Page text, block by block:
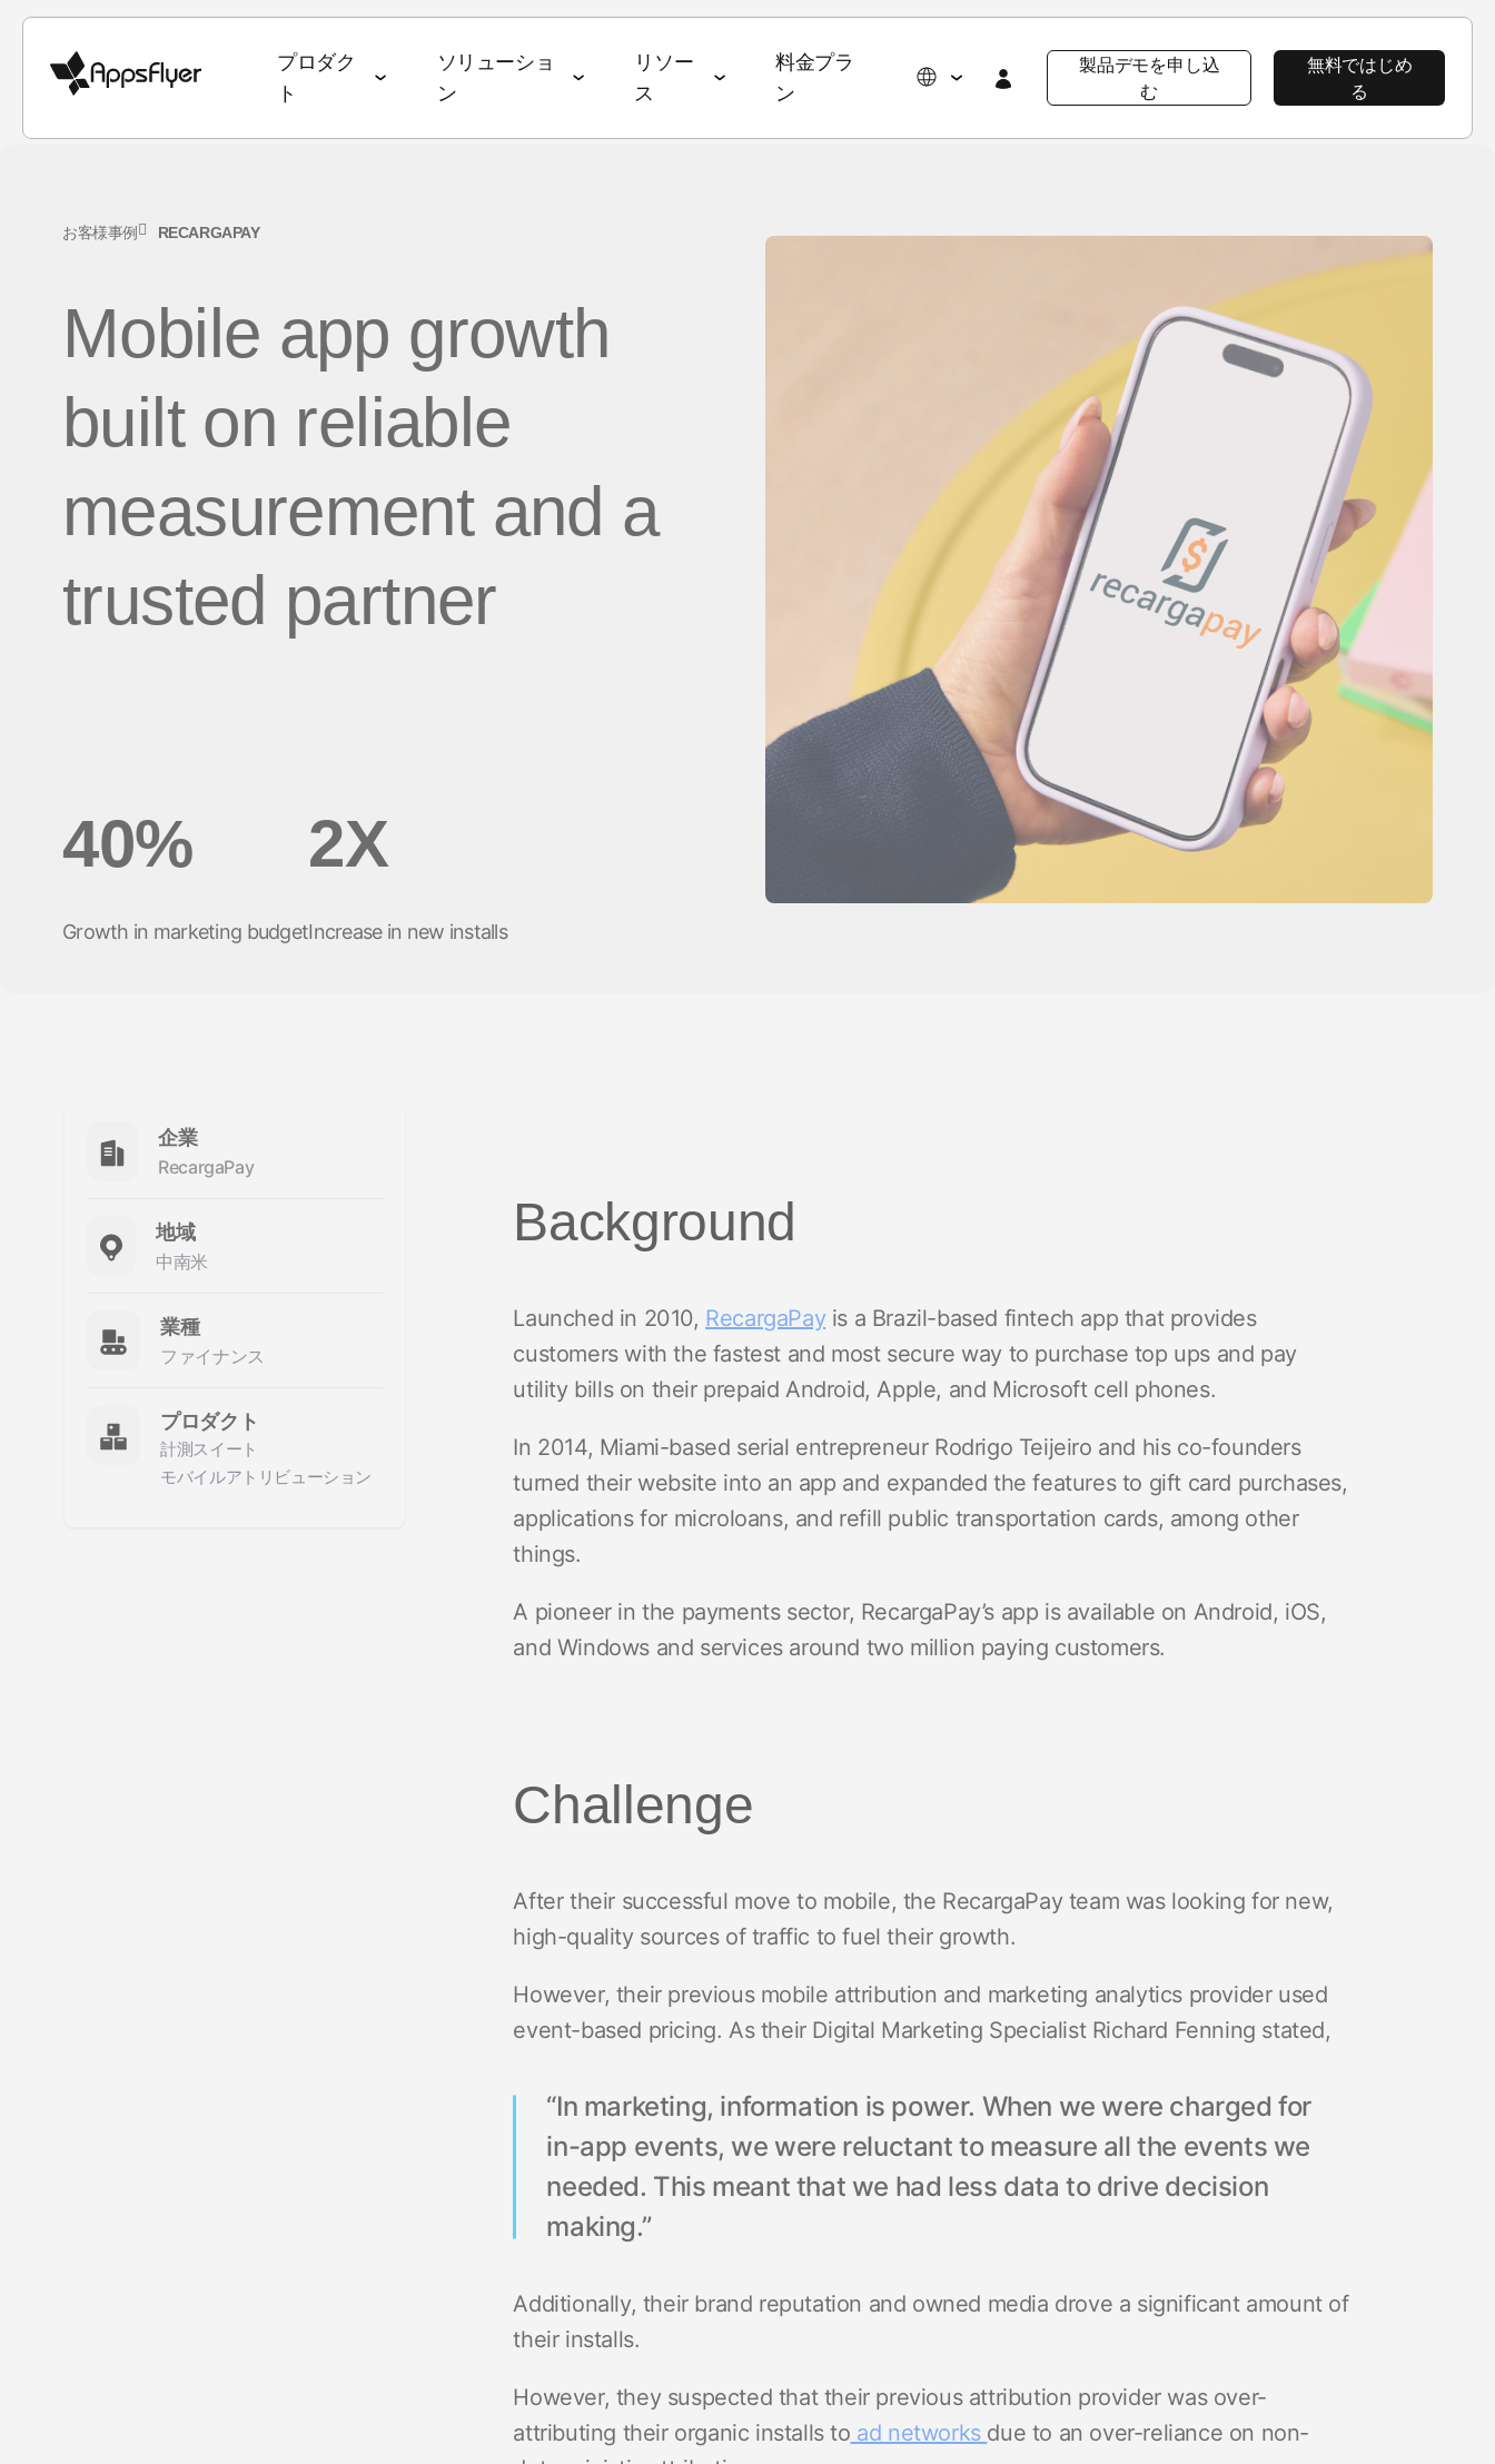
プロダク
ト
Webアトリビューション
CTVアトリビューション
PC・コンソールアトリビュー
ション
ビューション
マーケティング分析
プロダクト分析
QR to App
メール to App
テキスト to App
ソーシャル to App
プリンク
リンク管理
オーディエンスアクティ
ベーション
データクリーンルーム
プロダクトニュース
エンタープライズ向けセキュリティ
パッケージ
ソリューショ
ン
銀行・金融サービス
eコマース
エンターテインメント
フード・ドリンク & QSR
ヘルス & フィットネス
旅行 & 交通
サブスクリプションアプリ
継続率 & LTV
オムニチャネル・メディアバイイング
クリエイティブ戦略
メディア販売 & マネタイズ
イベント＆ウェビナー
導入事例
リソー
ス
オムニチャネルマーケティング
ディープリンク
データコラボレーション
マーケティングにおけるAI
State of Gaming
State of eCommerce
ワールドカップレポート
アプリマーケティングベンチマーク
Performance Index
ソーシャルインパクト
採用情報
ニュースルーム
導入事例Wolt
プロダクト ツアー
AppsFlyerの優位性
ラーニングポータル
プロダクトニュース
料金プラ
ン
製品デモを申し込
む
無料ではじめ
る
お客様事例 RECARGAPAY
Mobile app growth
built on reliable
measurement and a
trusted partner
40%
Growth in marketing budget
2X
Increase in new installs
企業
RecargaPay
地域
中南米
業種
ファイナンス
プロダクト
計測スイート
モバイルアトリビューション
Background
Launched in 2010, RecargaPayis a Brazil-based fintech app that provides
customers with the fastest and most secure way to purchase top ups and pay
utility bills on their prepaid Android, Apple, and Microsoft cell phones.
In 2014, Miami-based serial entrepreneur Rodrigo Teijeiro and his co-founders
turned their website into an app and expanded the features to gift card purchases,
applications for microloans, and refill public transportation cards, among other
things.
A pioneer in the payments sector, RecargaPay’s app is available on Android, iOS,
and Windows and services around two million paying customers.
Challenge
After their successful move to mobile, the RecargaPay team was looking for new,
high-quality sources of traffic to fuel their growth.
However, their previous mobile attribution and marketing analytics provider used
event-based pricing. As their Digital Marketing Specialist Richard Fenning stated,
“In marketing, information is power. When we were charged for
in-app events, we were reluctant to measure all the events we
needed. This meant that we had less data to drive decision
making.”
Additionally, their brand reputation and owned media drove a significant amount of
their installs.
However, they suspected that their previous attribution provider was over-
attributing their organic installs to ad networks due to an over-reliance on non-